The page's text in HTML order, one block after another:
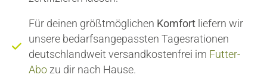
Für deinen größtmöglichen Komfortliefern wir
unsere bedarfsangepassten Tagesrationen
deutschlandweit versandkostenfrei im Futter-
Abozu dir nach Hause.